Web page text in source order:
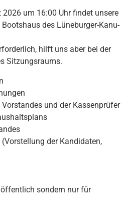
um 16:00 Uhr findet unsere
des Lüneburger-Kanu-
hilft uns aber bei der
Sitzungsraums.
und der Kassenprüfer
der Kandidaten,
sondern nur für